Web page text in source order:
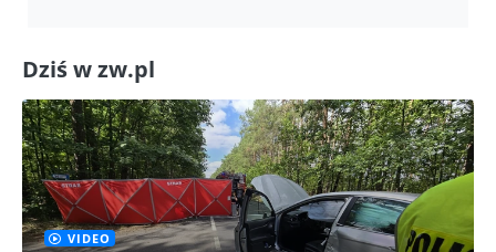
Dziś w zw.pl
VIDEO